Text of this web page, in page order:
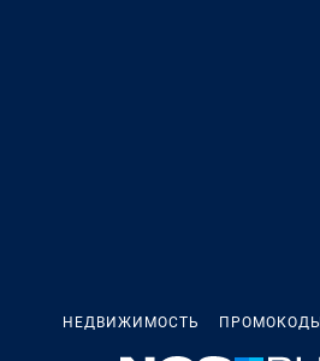
НЕДВИЖИМОСТЬ ПРОМОКОДЫ